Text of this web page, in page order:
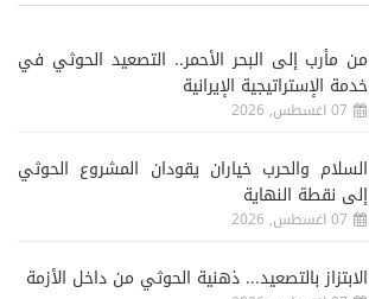
من مأرب إلى البحر الأحمر.. التصعيد الحوثي في
خدمة الإستراتيجية الإيرانية
07 اغسطس, 2026
السلام والحرب خياران يقودان المشروع الحوثي
إلى نقطة النهاية
07 اغسطس, 2026
الابتزاز بالتصعيد... ذهنية الحوثي من داخل الأزمة